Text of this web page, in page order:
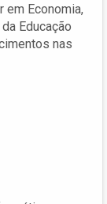
em Economia,
Educação
nas